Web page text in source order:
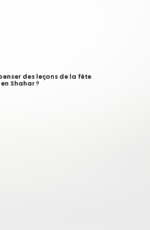
des leçons de la fête
Shahar ?